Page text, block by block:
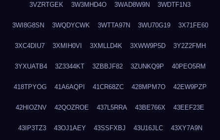
3VZRTGEK 3W3MHD4O 3WAD8W9N 3WDTF1N3
3WI8G8SN 3WQDYCWK 3WTTA97N 3WU70G19 3X71FE60
3XC4DIU7 3XMIH0VI 3XMLLD4K 3XWW9P5D 3Y2Z2FMH
3YXUATB4 3Z3344KT 3ZBBJF82 3ZUNKQ9P 40PEO5RM
418TPYOG 41A6AQPI 41CR68ZC 428MPM7O 42EW9PZP
42HIOZNV 42QOZROE 437L5RRA 43BE766X 43EEF23E
43IP3TZ3 43OJ1AEY 43SSFXBJ 43U16JLC 43XY7A9N